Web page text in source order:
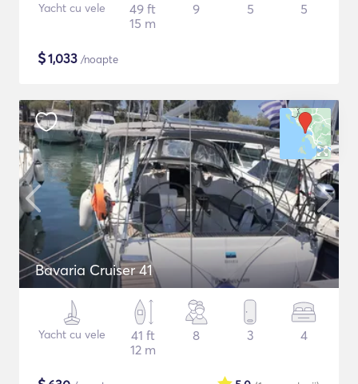
Yacht cu vele
49 ft
15 m
9 5 5
$1,033 /noapte
Bavaria Cruiser 41
Yacht cu vele
41 ft
12 m
8 3 4